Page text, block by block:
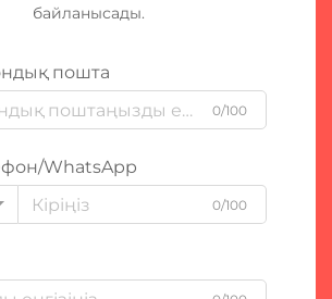
байланысады.
пошта
0/100
WhatsApp
0/100